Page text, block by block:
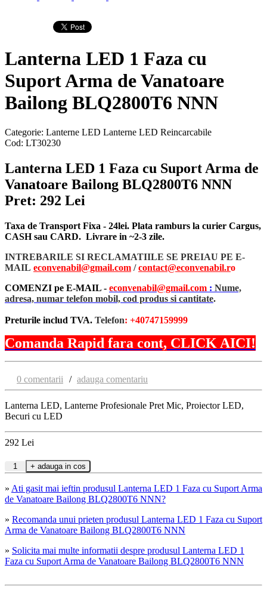
Lanterna LED 1 Faza cu
Suport Arma de Vanatoare
Bailong BLQ2800T6 NNN
Categorie: Lanterne LED Lanterne LED Reincarcabile
Cod: LT30230
Lanterna LED 1 Faza cu Suport Arma de
Vanatoare Bailong BLQ2800T6 NNN
Pret: 292 Lei
Taxa de Transport Fixa - 24lei. Plata ramburs la curier Cargus,
CASH sau CARD. Livrare in ~2-3 zile.
INTREBARILE SI RECLAMATIILE SE PREIAU PE E-
MAIL econvenabil@gmail.com /contact@econvenabil.ro
COMENZI pe E-MAIL - econvenabil@gmail.com : Nume,
adresa, numar telefon mobil, cod produs si cantitate.
Preturile includ TVA. Telefon: +40747159999
Comanda Rapid fara cont, CLICK AICI!
0 comentarii / adauga comentariu
Lanterna LED, Lanterne Profesionale Pret Mic, Proiector LED,
Becuri cu LED
292 Lei
» Ati gasit mai ieftin produsul Lanterna LED 1 Faza cu Suport Arma
de Vanatoare Bailong BLQ2800T6 NNN?
» Recomanda unui prieten produsul Lanterna LED 1 Faza cu Suport
Arma de Vanatoare Bailong BLQ2800T6 NNN
» Solicita mai multe informatii despre produsul Lanterna LED 1
Faza cu Suport Arma de Vanatoare Bailong BLQ2800T6 NNN